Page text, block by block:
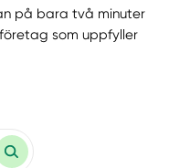
på bara två minuter
som uppfyller